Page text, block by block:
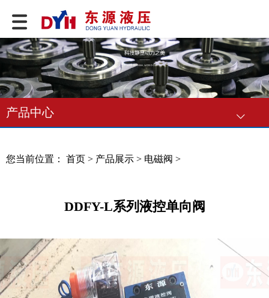
产品中心
您当前位置： 首页 > 产品展示 > 电磁阀 >
DDFY-L系列液控单向阀